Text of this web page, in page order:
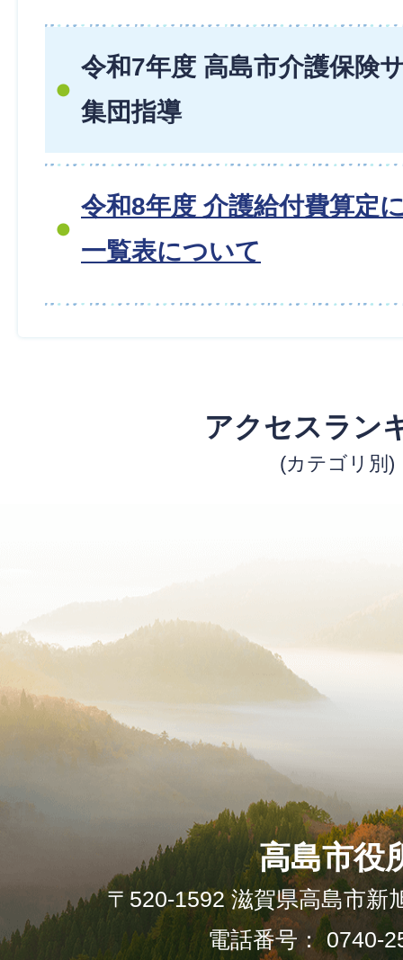
令和7年度 高島市介護保険
集団指導
令和8年度 介護給付費算定
一覧表について
アクセスラン
(カテゴリ別)
高島市役
〒520-1592 滋賀県高島市新
電話番号： 0740-